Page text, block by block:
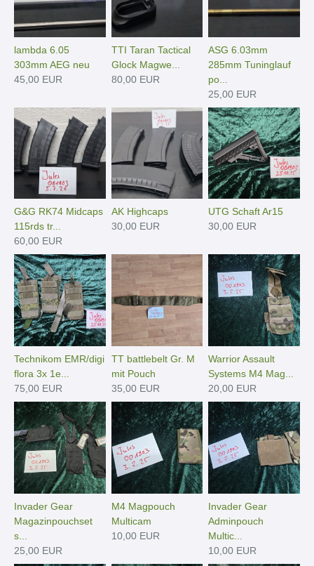
lambda 6.05
303mm AEG neu
45,00 EUR
TTI Taran Tactical
Glock Magwe...
80,00 EUR
ASG 6.03mm
285mm Tuninglauf
po...
25,00 EUR
G&G RK74 Midcaps
115rds tr...
60,00 EUR
AK Highcaps
30,00 EUR
UTG Schaft Ar15
30,00 EUR
Technikom EMR/digi
flora 3x 1e...
75,00 EUR
TT battlebelt Gr. M
mit Pouch
35,00 EUR
Warrior Assault
Systems M4 Mag...
20,00 EUR
Invader Gear
Magazinpouchset
s...
25,00 EUR
M4 Magpouch
Multicam
10,00 EUR
Invader Gear
Adminpouch
Multic...
10,00 EUR